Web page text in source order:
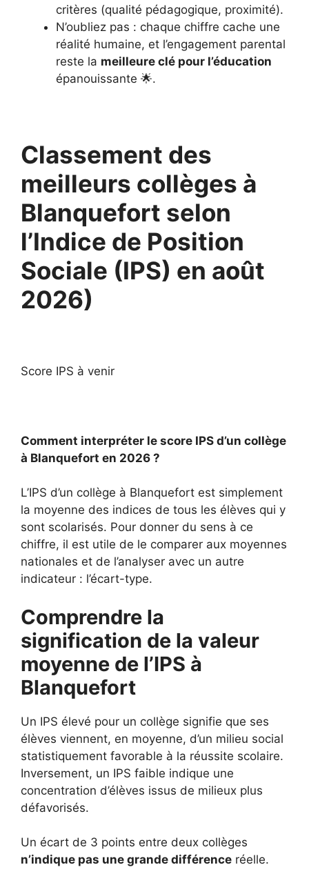
critères (qualité pédagogique, proximité).
N’oubliez pas : chaque chiffre cache une
réalité humaine, et l’engagement parental
reste la meilleure clé pour l’éducation
épanouissante 🌟.
Classement des
meilleurs collèges à
Blanquefort selon
l’Indice de Position
Sociale (IPS) en août
2026)
Score IPS à venir
Comment interpréter le score IPS d’un collège
à Blanquefort en 2026 ?
L’IPS d’un collège à Blanquefort est simplement
la moyenne des indices de tous les élèves qui y
sont scolarisés. Pour donner du sens à ce
chiffre, il est utile de le comparer aux moyennes
nationales et de l’analyser avec un autre
indicateur : l’écart-type.
Comprendre la
signification de la valeur
moyenne de l’IPS à
Blanquefort
Un IPS élevé pour un collège signifie que ses
élèves viennent, en moyenne, d’un milieu social
statistiquement favorable à la réussite scolaire.
Inversement, un IPS faible indique une
concentration d’élèves issus de milieux plus
défavorisés.
Un écart de 3 points entre deux collèges
n’indique pas une grande différence réelle.